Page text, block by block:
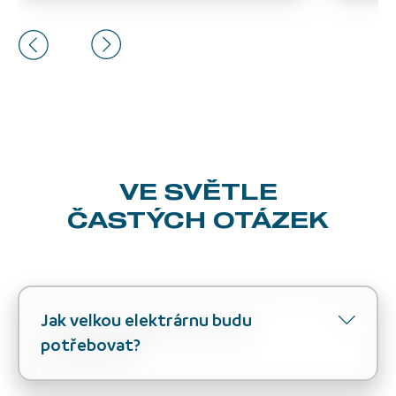
VE SVĚTLE
ČASTÝCH OTÁZEK
Jak velkou elektrárnu budu
potřebovat?